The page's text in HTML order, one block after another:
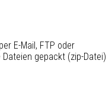
E-Mail, FTP oder
gepackt (zip-Datei)